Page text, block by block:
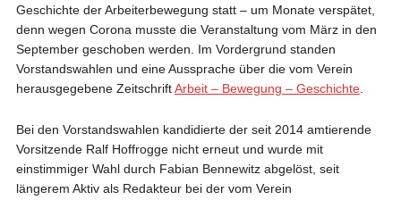
Geschichte der Arbeiterbewegung statt – um Monate verspätet,
denn wegen Corona musste die Veranstaltung vom März in den
September geschoben werden. Im Vordergrund standen
Vorstandswahlen und eine Aussprache über die vom Verein
herausgegebene ZeitschriftArbeit – Bewegung – Geschichte.
Bei den Vorstandswahlen kandidierte der seit 2014 amtierende
Vorsitzende Ralf Hoffrogge nicht erneut und wurde mit
einstimmiger Wahl durch Fabian Bennewitz abgelöst, seit
längerem Aktiv als Redakteur bei der vom Verein